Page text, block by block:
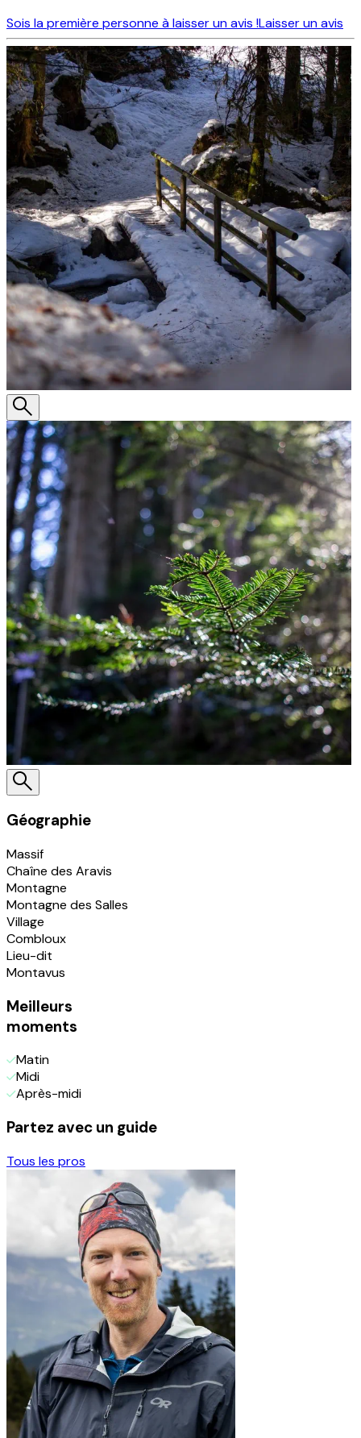
Sois la première personne à laisser un avis !Laisser un avis
Géographie
Massif
Chaîne des Aravis
Montagne
Montagne des Salles
Village
Combloux
Lieu-dit
Montavus
Meilleurs
moments
Matin
Midi
Après-midi
Partez avec un guide
Tous les pros